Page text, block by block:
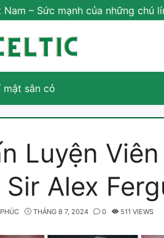
– Sức mạnh của những chú
mật sân cỏ
Luyện
Sir Alex
THÁNG 8 7, 2024 0 511 VIEWS